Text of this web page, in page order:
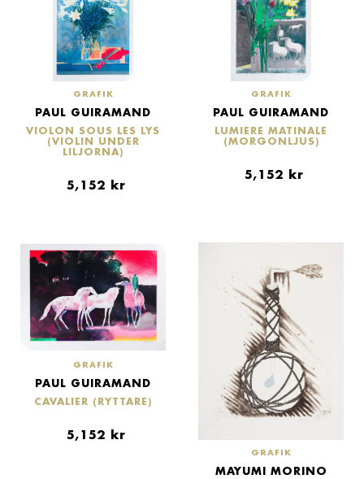
GRAFIK
PAUL GUIRAMAND
VIOLON SOUS LES LYS
(VIOLIN UNDER
LILJORNA)
5,152 kr
GRAFIK
PAUL GUIRAMAND
LUMIERE MATINALE
(MORGONLJUS)
5,152 kr
GRAFIK
PAUL GUIRAMAND
CAVALIER (RYTTARE)
5,152 kr
GRAFIK
MAYUMI MORINO